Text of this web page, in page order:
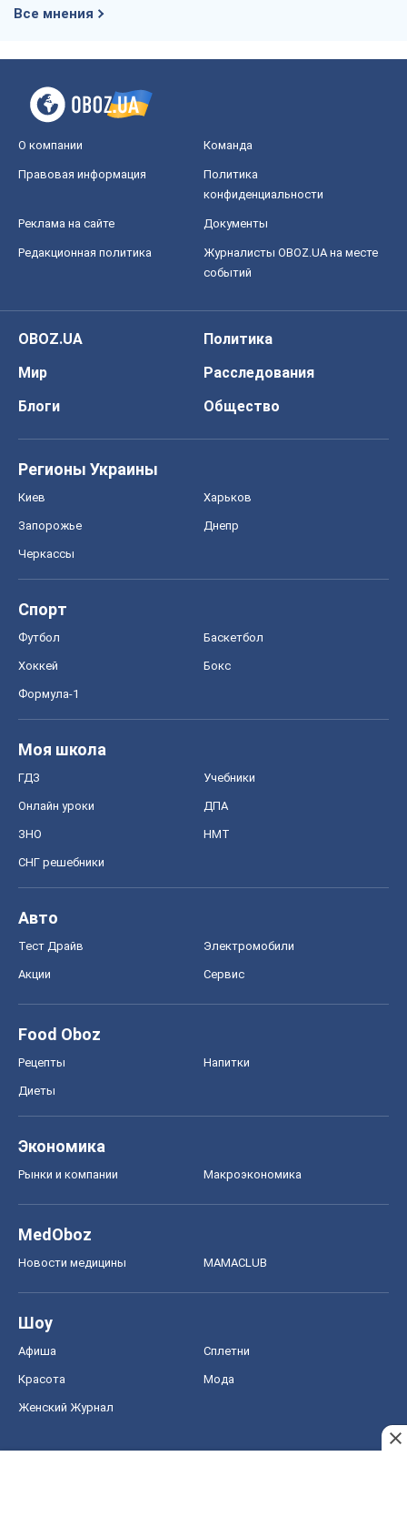
Все мнения
О компании Команда
Правовая информация
Политика
конфиденциальности
Реклама на сайте Документы
Редакционная политика
Журналисты OBOZ.UA на месте
событий
OBOZ.UA
Политика
Мир
Расследования
Блоги
Общество
Регионы Украины
Киев Харьков
Запорожье Днепр
Черкассы
Спорт
Футбол Баскетбол
Хоккей Бокс
Формула-1
Моя школа
ГДЗ Учебники
Онлайн уроки ДПА
ЗНО НМТ
СНГ решебники
Авто
Тест Драйв Электромобили
Акции Сервис
Food Oboz
Рецепты Напитки
Диеты
Экономика
Рынки и компании Mакроэкономика
MedOboz
Новости медицины MAMACLUB
Шоу
Афиша Сплетни
Красота Мода
Женский Журнал